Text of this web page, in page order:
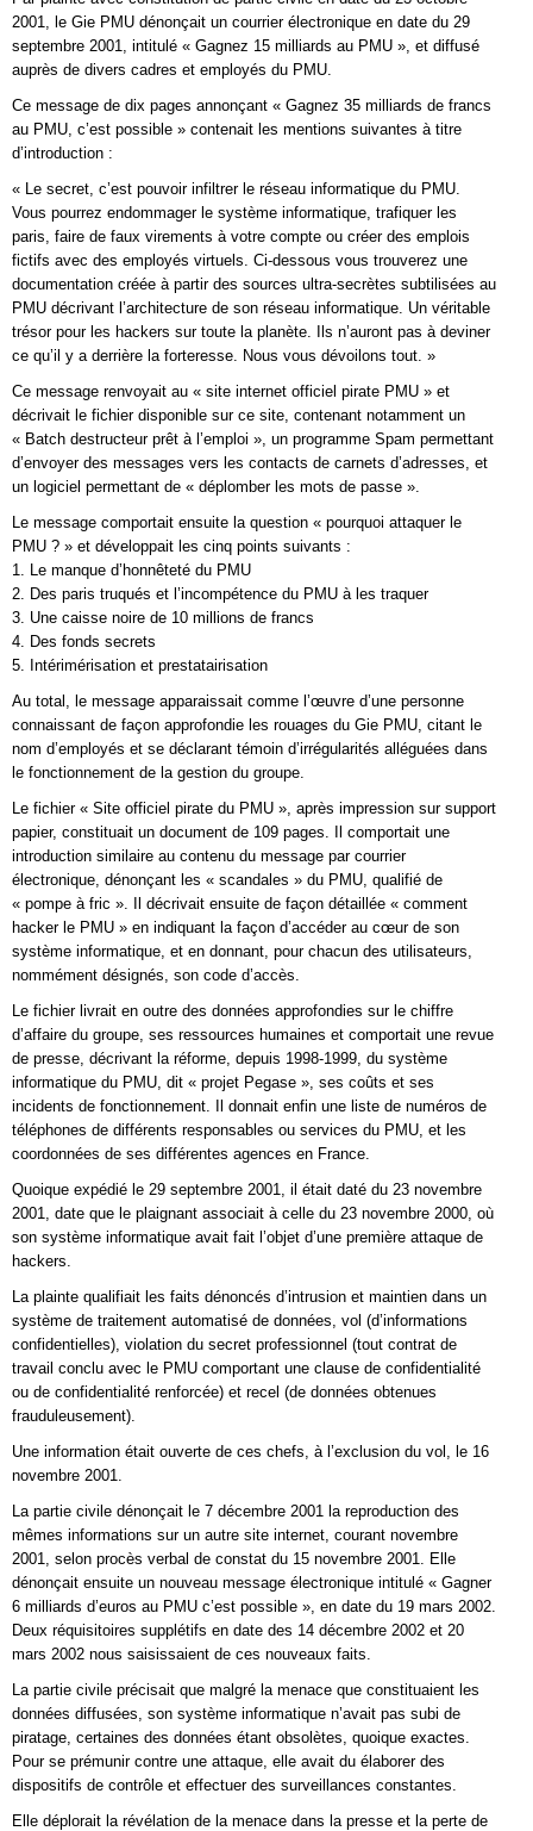
2001, le Gie PMU dénonçait un courrier électronique en date du 29
septembre 2001, intitulé « Gagnez 15 milliards au PMU », et diffusé
auprès de divers cadres et employés du PMU.
Ce message de dix pages annonçant « Gagnez 35 milliards de francs
au PMU, c’est possible » contenait les mentions suivantes à titre
d’introduction :
« Le secret, c’est pouvoir infiltrer le réseau informatique du PMU.
Vous pourrez endommager le système informatique, trafiquer les
paris, faire de faux virements à votre compte ou créer des emplois
fictifs avec des employés virtuels. Ci-dessous vous trouverez une
documentation créée à partir des sources ultra-secrètes subtilisées au
PMU décrivant l’architecture de son réseau informatique. Un véritable
trésor pour les hackers sur toute la planète. Ils n’auront pas à deviner
ce qu’il y a derrière la forteresse. Nous vous dévoilons tout. »
Ce message renvoyait au « site internet officiel pirate PMU » et
décrivait le fichier disponible sur ce site, contenant notamment un
« Batch destructeur prêt à l’emploi », un programme Spam permettant
d’envoyer des messages vers les contacts de carnets d’adresses, et
un logiciel permettant de « déplomber les mots de passe ».
Le message comportait ensuite la question « pourquoi attaquer le
PMU ? » et développait les cinq points suivants :
1. Le manque d’honnêteté du PMU
2. Des paris truqués et l’incompétence du PMU à les traquer
3. Une caisse noire de 10 millions de francs
4. Des fonds secrets
5. Intérimérisation et prestatairisation
Au total, le message apparaissait comme l’œuvre d’une personne
connaissant de façon approfondie les rouages du Gie PMU, citant le
nom d’employés et se déclarant témoin d’irrégularités alléguées dans
le fonctionnement de la gestion du groupe.
Le fichier « Site officiel pirate du PMU », après impression sur support
papier, constituait un document de 109 pages. Il comportait une
introduction similaire au contenu du message par courrier
électronique, dénonçant les « scandales » du PMU, qualifié de
« pompe à fric ». Il décrivait ensuite de façon détaillée « comment
hacker le PMU » en indiquant la façon d’accéder au cœur de son
système informatique, et en donnant, pour chacun des utilisateurs,
nommément désignés, son code d’accès.
Le fichier livrait en outre des données approfondies sur le chiffre
d’affaire du groupe, ses ressources humaines et comportait une revue
de presse, décrivant la réforme, depuis 1998-1999, du système
informatique du PMU, dit « projet Pegase », ses coûts et ses
incidents de fonctionnement. Il donnait enfin une liste de numéros de
téléphones de différents responsables ou services du PMU, et les
coordonnées de ses différentes agences en France.
Quoique expédié le 29 septembre 2001, il était daté du 23 novembre
2001, date que le plaignant associait à celle du 23 novembre 2000, où
son système informatique avait fait l’objet d’une première attaque de
hackers.
La plainte qualifiait les faits dénoncés d’intrusion et maintien dans un
système de traitement automatisé de données, vol (d’informations
confidentielles), violation du secret professionnel (tout contrat de
travail conclu avec le PMU comportant une clause de confidentialité
ou de confidentialité renforcée) et recel (de données obtenues
frauduleusement).
Une information était ouverte de ces chefs, à l’exclusion du vol, le 16
novembre 2001.
La partie civile dénonçait le 7 décembre 2001 la reproduction des
mêmes informations sur un autre site internet, courant novembre
2001, selon procès verbal de constat du 15 novembre 2001. Elle
dénonçait ensuite un nouveau message électronique intitulé « Gagner
6 milliards d’euros au PMU c’est possible », en date du 19 mars 2002.
Deux réquisitoires supplétifs en date des 14 décembre 2002 et 20
mars 2002 nous saisissaient de ces nouveaux faits.
La partie civile précisait que malgré la menace que constituaient les
données diffusées, son système informatique n’avait pas subi de
piratage, certaines des données étant obsolètes, quoique exactes.
Pour se prémunir contre une attaque, elle avait du élaborer des
dispositifs de contrôle et effectuer des surveillances constantes.
Elle déplorait la révélation de la menace dans la presse et la perte de